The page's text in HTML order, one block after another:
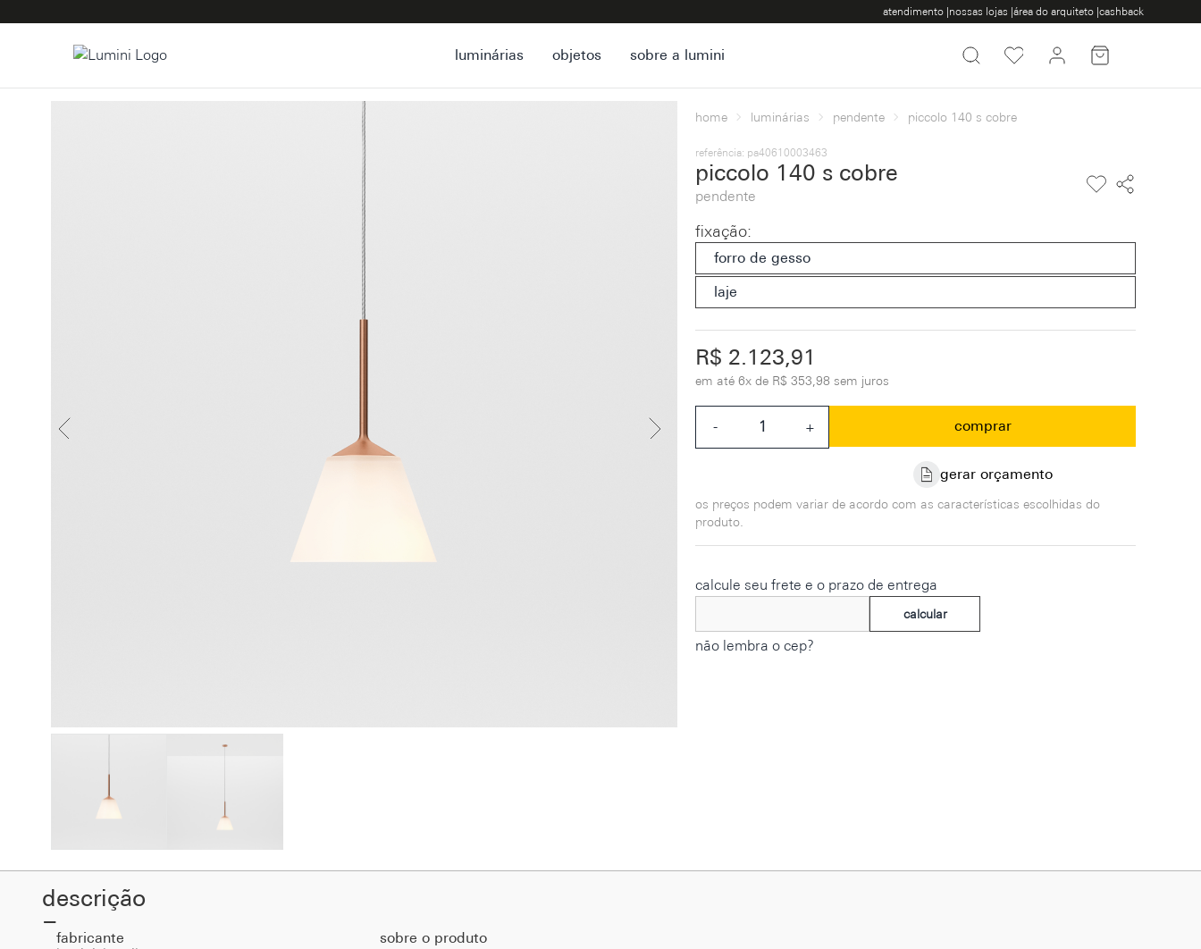
atendimento |nossas lojas |área do arquiteto |cashback
luminárias objetos sobre a lumini
home luminárias pendente piccolo 140 s cobre
referência: pa40610003463
piccolo 140 s cobre
pendente
fixação:
forro de gesso
laje
R$ 2.123,91
em até6x de R$ 353,98 sem juros
- + comprar
gerar orçamento
os preços podem variar de acordo com as características escolhidas do
produto.
calcule seu frete e o prazo de entrega
calcular
não lembra o cep?
descrição
fabricante
sobre o produto